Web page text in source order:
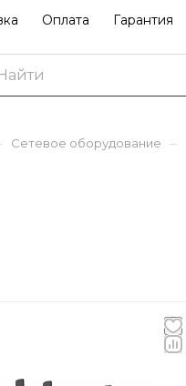
Оплата Гарантия
Сетевое оборудование –